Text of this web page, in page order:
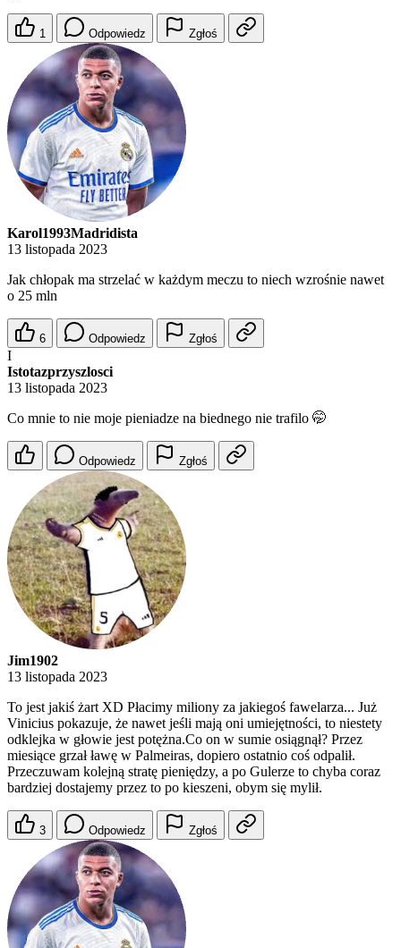
1 Odpowiedz Zgłoś
Karol1993Madridista
13 listopada 2023
Jak chłopak ma strzelać w każdym meczu to niech wzrośnie nawet
o 25 mln
6 Odpowiedz Zgłoś
I
Istotazprzyszlosci
13 listopada 2023
Co mnie to nie moje pieniadze na biednego nie trafilo 🤭
Odpowiedz Zgłoś
Jim1902
13 listopada 2023
To jest jakiś żart XD Płacimy miliony za jakiegoś fawelarza... Już
Vinicius pokazuje, że nawet jeśli mają oni umiejętności, to niestety
odklejka w głowie jest potężna.Co on w sumie osiągnął? Przez
miesiące grzał ławę w Palmeiras, dopiero ostatnio coś odpalił.
Przeczuwam kolejną stratę pieniędzy, a po Gulerze to chyba coraz
bardziej dostajemy przez to po kieszeni, obym się mylił.
3 Odpowiedz Zgłoś